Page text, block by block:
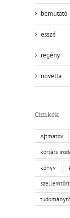
bemutató
esszé
regény
novella
Címkék
Ajtmatov
kortárs
könyv